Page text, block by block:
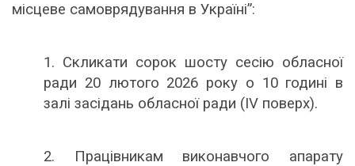
місцеве самоврядування в Україні”:
1. Скликати сорок шосту сесію обласної
ради 20 лютого 2026 року о 10 годині в
залі засідань обласної ради (ІV поверх).
2. Працівникам виконавчого апарату